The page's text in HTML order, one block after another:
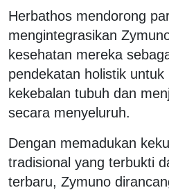
Herbathos mendorong
mengintegrasikan
kesehatan mereka
pendekatan holistik
kekebalan tubuh dan
secara menyeluruh.
Dengan memadukan
tradisional yang terbukti
terbaru, Zymuno